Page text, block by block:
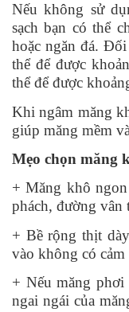
Nếu không sử
sạch bạn có thể
hoặc ngăn đá.
thể để được
thể để được
Khi ngâm măng
giúp măng mềm
Mẹo chọn măng
+ Măng khô
phách, đường vân
+ Bề rộng thịt
vào không có cảm
+ Nếu măng
ngai ngái của